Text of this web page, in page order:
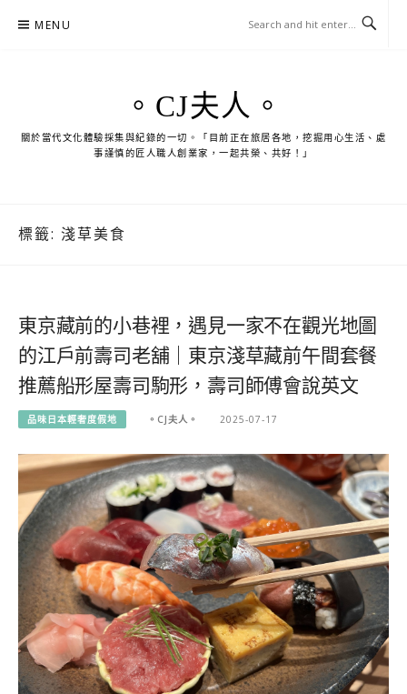
MENU
。CJ夫人。
關於當代文化體驗採集與紀錄的一切。「目前正在旅居各地，挖掘用心生活、處
事謹慎的匠人職人創業家，一起共榮、共好！」
標籤: 淺草美食
東京藏前的小巷裡，遇見一家不在觀光地圖
的江戶前壽司老舖｜東京淺草藏前午間套餐
推薦船形屋壽司駒形，壽司師傅會說英文
品味日本輕奢度假地 。CJ夫人。 2025-07-17